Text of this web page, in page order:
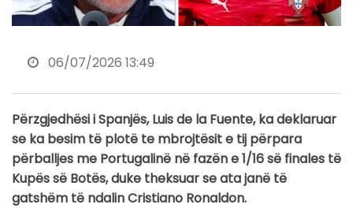
06/07/2026 13:49
Përzgjedhësi i Spanjës, Luis de la Fuente, ka deklaruar
se ka besim të plotë te mbrojtësit e tij përpara
përballjes me Portugalinë në fazën e 1/16 së finales të
Kupës së Botës, duke theksuar se ata janë të
gatshëm të ndalin Cristiano Ronaldon.